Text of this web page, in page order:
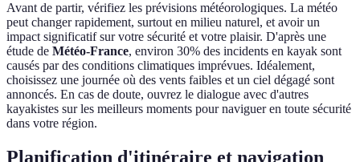
Avant de partir, vérifiez les prévisions météorologiques. La météo
peut changer rapidement, surtout en milieu naturel, et avoir un
impact significatif sur votre sécurité et votre plaisir. D'après une
étude de Météo-France, environ 30% des incidents en kayak sont
causés par des conditions climatiques imprévues. Idéalement,
choisissez une journée où des vents faibles et un ciel dégagé sont
annoncés. En cas de doute, ouvrez le dialogue avec d'autres
kayakistes sur les meilleurs moments pour naviguer en toute sécurité
dans votre région.
Planification d'itinéraire et navigation